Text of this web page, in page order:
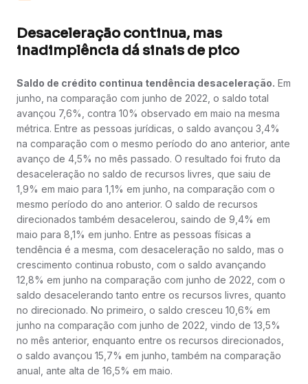
Desaceleração continua, mas
inadimplência dá sinais de pico
Saldo de crédito continua tendência desaceleração. Em
junho, na comparação com junho de 2022, o saldo total
avançou 7,6%, contra 10% observado em maio na mesma
métrica. Entre as pessoas jurídicas, o saldo avançou 3,4%
na comparação com o mesmo período do ano anterior, ante
avanço de 4,5% no mês passado. O resultado foi fruto da
desaceleração no saldo de recursos livres, que saiu de
1,9% em maio para 1,1% em junho, na comparação com o
mesmo período do ano anterior. O saldo de recursos
direcionados também desacelerou, saindo de 9,4% em
maio para 8,1% em junho. Entre as pessoas físicas a
tendência é a mesma, com desaceleração no saldo, mas o
crescimento continua robusto, com o saldo avançando
12,8% em junho na comparação com junho de 2022, com o
saldo desacelerando tanto entre os recursos livres, quanto
no direcionado. No primeiro, o saldo cresceu 10,6% em
junho na comparação com junho de 2022, vindo de 13,5%
no mês anterior, enquanto entre os recursos direcionados,
o saldo avançou 15,7% em junho, também na comparação
anual, ante alta de 16,5% em maio.